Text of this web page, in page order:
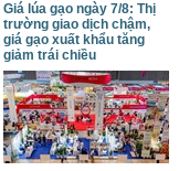
Giá lúa gạo ngày 7/8: Thị
trường giao dịch chậm,
giá gạo xuất khẩu tăng
giảm trái chiều